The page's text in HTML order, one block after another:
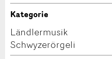
Nachricht
Schliessen
Verfassen Sie eine
Kategorie
Ländlermusik
Schwyzerörgeli